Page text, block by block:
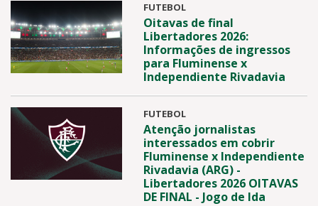
FUTEBOL
Oitavas de final
Libertadores 2026:
Informações de ingressos
para Fluminense x
Independiente Rivadavia
FUTEBOL
Atenção jornalistas
interessados em cobrir
Fluminense x Independiente
Rivadavia (ARG) -
Libertadores 2026 OITAVAS
DE FINAL - Jogo de Ida